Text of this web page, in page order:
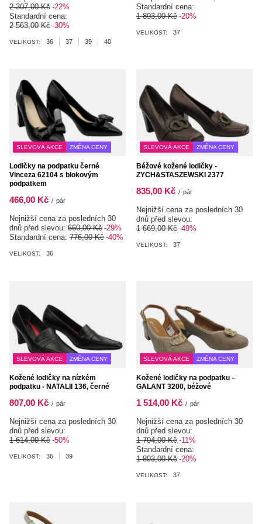
2 307,00 Kč -22%
Standardní cena:
2 563,00 Kč -30%
VELIKOST: 36 37 39 40
Standardní cena:
1 893,00 Kč -20%
VELIKOST: 37
SLEVOVÁ AKCE ZMĚNA CENY
Lodičky na podpatku černé
Vinceza 62104 s blokovým
podpatkem
466,00 Kč / pár
Nejnižší cena za posledních 30
dnů před slevou: 660,00 Kč -29%
Standardní cena: 776,00 Kč -40%
VELIKOST: 36
SLEVOVÁ AKCE ZMĚNA CENY
Béžové kožené lodičky -
ZYCH&STASZEWSKI 2377
835,00 Kč / pár
Nejnižší cena za posledních 30
dnů před slevou:
1 669,00 Kč -49%
VELIKOST: 37
SLEVOVÁ AKCE ZMĚNA CENY
Kožené lodičky na nízkém
podpatku - NATALII 136, černé
807,00 Kč / pár
Nejnižší cena za posledních 30
dnů před slevou:
1 614,00 Kč -50%
VELIKOST: 36 39
SLEVOVÁ AKCE ZMĚNA CENY
Kožené lodičky na podpatku –
GALANT 3200, béžové
1 514,00 Kč / pár
Nejnižší cena za posledních 30
dnů před slevou:
1 704,00 Kč -11%
Standardní cena:
1 893,00 Kč -20%
VELIKOST: 37